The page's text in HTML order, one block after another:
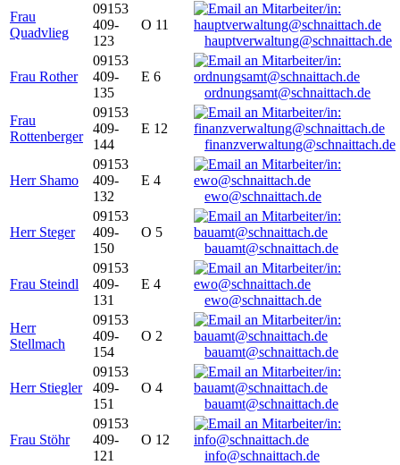
Frau
Quadvlieg
09153
409-
123
O 11
hauptverwaltung@schnaittach.de
Frau Rother
09153
409-
135
E 6
ordnungsamt@schnaittach.de
Frau
Rottenberger
09153
409-
144
E 12
finanzverwaltung@schnaittach.de
Herr Shamo
09153
409-
132
E 4
ewo@schnaittach.de
Herr Steger
09153
409-
150
O 5
bauamt@schnaittach.de
Frau Steindl
09153
409-
131
E 4
ewo@schnaittach.de
Herr
Stellmach
09153
409-
154
O 2
bauamt@schnaittach.de
Herr Stiegler
09153
409-
151
O 4
bauamt@schnaittach.de
Frau Stöhr
09153
409-
121
O 12
info@schnaittach.de